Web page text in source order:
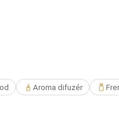
Aroma difuzér